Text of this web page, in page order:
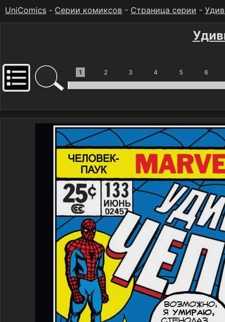
UniComics - Серии комиксов - Страница серии -
1 2 3 4 5 6